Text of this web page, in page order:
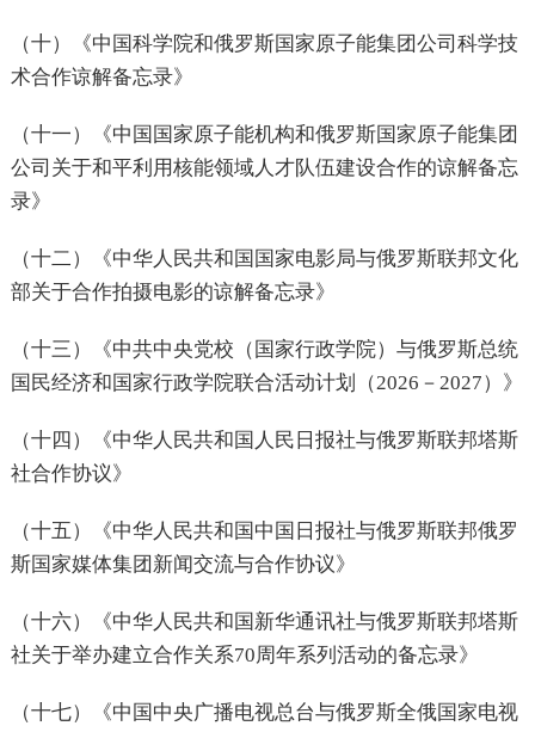
（十）《中国科学院和俄罗斯国家原子能集团公司科学技
术合作谅解备忘录》
（十一）《中国国家原子能机构和俄罗斯国家原子能集团
公司关于和平利用核能领域人才队伍建设合作的谅解备忘
录》
（十二）《中华人民共和国国家电影局与俄罗斯联邦文化
部关于合作拍摄电影的谅解备忘录》
（十三）《中共中央党校（国家行政学院）与俄罗斯总统
国民经济和国家行政学院联合活动计划（2026－2027）》
（十四）《中华人民共和国人民日报社与俄罗斯联邦塔斯
社合作协议》
（十五）《中华人民共和国中国日报社与俄罗斯联邦俄罗
斯国家媒体集团新闻交流与合作协议》
（十六）《中华人民共和国新华通讯社与俄罗斯联邦塔斯
社关于举办建立合作关系70周年系列活动的备忘录》
（十七）《中国中央广播电视总台与俄罗斯全俄国家电视